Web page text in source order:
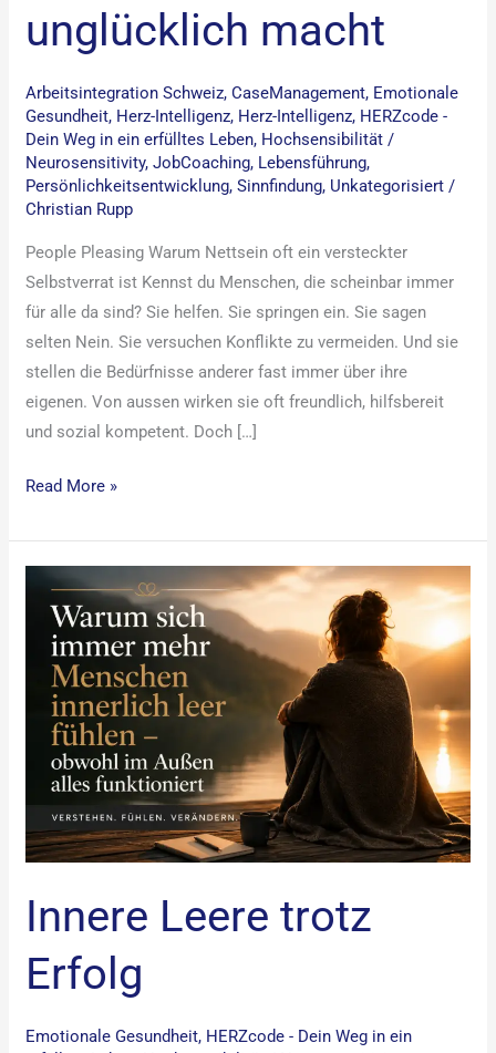
unglücklich macht
Arbeitsintegration Schweiz,CaseManagement, Emotionale
Gesundheit, Herz-Intelligenz, Herz-Intelligenz, HERZcode -
Dein Weg in ein erfülltes Leben, Hochsensibilität /
Neurosensitivity,JobCoaching, Lebensführung,
Persönlichkeitsentwicklung,Sinnfindung, Unkategorisiert /
Christian Rupp
People Pleasing Warum Nettsein oft ein versteckter
Selbstverrat ist Kennst du Menschen, die scheinbar immer
für alle da sind? Sie helfen. Sie springen ein. Sie sagen
selten Nein. Sie versuchen Konflikte zu vermeiden. Und sie
stellen die Bedürfnisse anderer fast immer über ihre
eigenen. Von aussen wirken sie oft freundlich, hilfsbereit
und sozial kompetent. Doch […]
Read More »
Innere Leere trotz
Erfolg
Emotionale Gesundheit, HERZcode - Dein Weg in ein
Innere
Leere
trotz
Erfolg